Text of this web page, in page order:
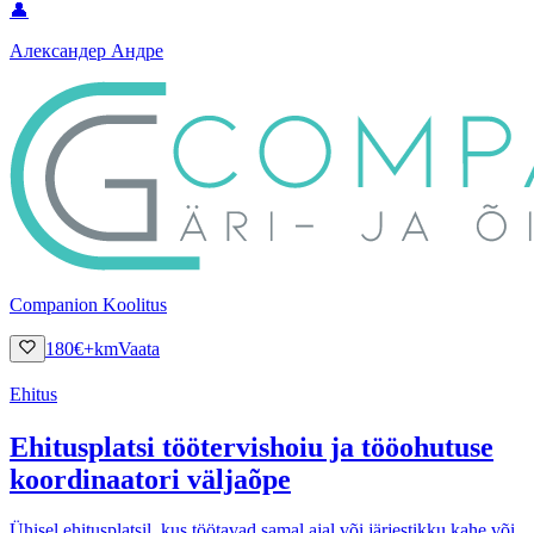
👤
Александер Андре
Companion Koolitus
180€+kmVaata
Ehitus
Ehitusplatsi töötervishoiu ja tööohutuse
koordinaatori väljaõpe